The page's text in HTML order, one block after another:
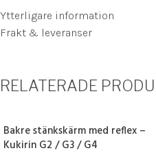
Ytterligare information
Frakt & leveranser
RELATERADE
Bakre stänkskärm med reflex –
Kukirin G2 / G3 / G4